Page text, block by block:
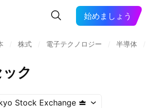
始めましょう
株式 電子テクノロジー 半導体
ク
Stock Exchange